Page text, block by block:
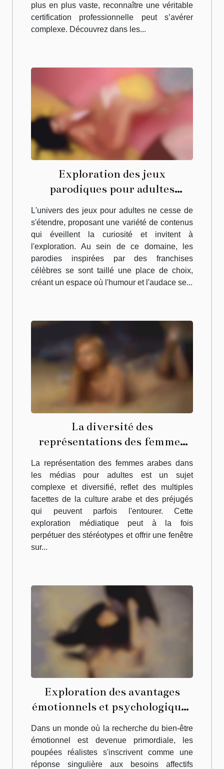
plus en plus vaste, reconnaître une véritable
certification professionnelle peut s’avérer
complexe. Découvrez dans les...
Exploration des jeux
parodiques pour adultes
inspirés par des franchises
célèbres
L'univers des jeux pour adultes ne cesse de
s'étendre, proposant une variété de contenus
qui éveillent la curiosité et invitent à
l'exploration. Au sein de ce domaine, les
parodies inspirées par des franchises
célèbres se sont taillé une place de choix,
créant un espace où l'humour et l'audace se...
La diversité des
représentations des femmes
arabes dans les médias adultes
La représentation des femmes arabes dans
les médias pour adultes est un sujet
complexe et diversifié, reflet des multiples
facettes de la culture arabe et des préjugés
qui peuvent parfois l'entourer. Cette
exploration médiatique peut à la fois
perpétuer des stéréotypes et offrir une fenêtre
sur...
Exploration des avantages
émotionnels et psychologiques
des poupées réalistes
Dans un monde où la recherche du bien-être
émotionnel est devenue primordiale, les
poupées réalistes s'inscrivent comme une
réponse singulière aux besoins affectifs